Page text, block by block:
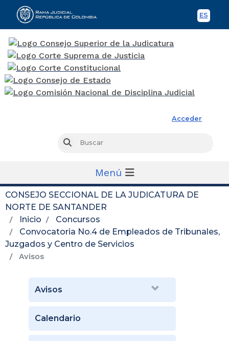
ES
Acceder
Buscar
Menú
CONSEJO SECCIONAL DE LA JUDICATURA DE
NORTE DE SANTANDER
Inicio
Concursos
Convocatoria No.4 de Empleados de Tribunales,
Juzgados y Centro de Servicios
Avisos
Avisos
Calendario